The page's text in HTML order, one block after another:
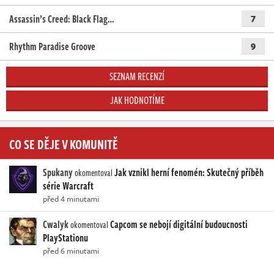
Assassin’s Creed: Black Flag… 7
Rhythm Paradise Groove 9
SEZNAM RECENZÍ
JAK HODNOTÍME
CO SE DĚJE V KOMUNITĚ
SpukanyokomentovalJak vznikl herní fenomén: Skutečný příběh
série Warcraft
před 4 minutami
CwalykokomentovalCapcom se nebojí digitální budoucnosti
PlayStationu
před 6 minutami